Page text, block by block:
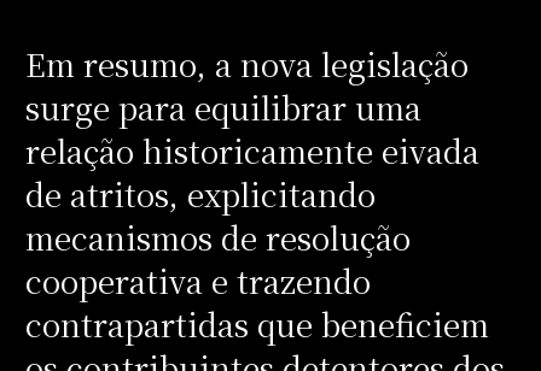
Em resumo, a nova legislação
surge para equilibrar uma
relação historicamente eivada
de atritos, explicitando
mecanismos de resolução
cooperativa e trazendo
contrapartidas que beneficiem